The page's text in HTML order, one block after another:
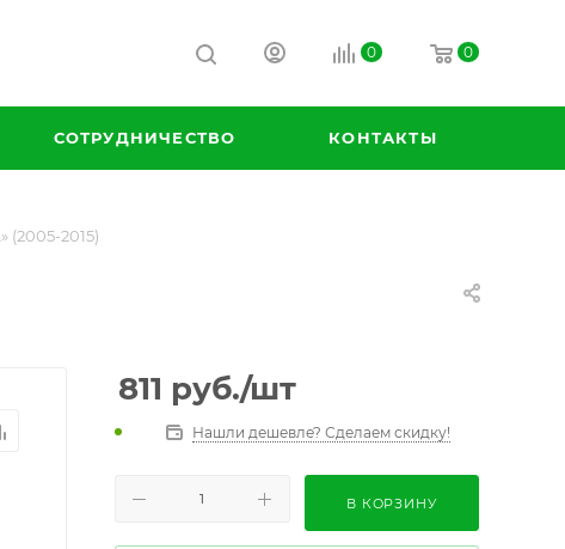
0 0
СОТРУДНИЧЕСТВО КОНТАКТЫ
(2005-2015)
811 руб./шт
Нашли дешевле? Сделаем скидку!
В КОРЗИНУ